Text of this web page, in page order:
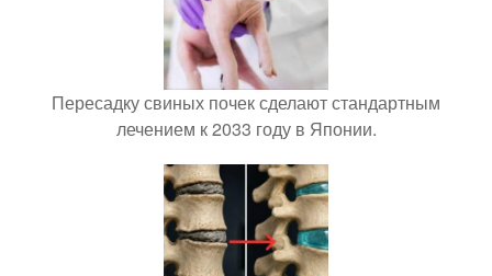
Пересадку свиных почек сделают стандартным
лечением к 2033 году в Японии.